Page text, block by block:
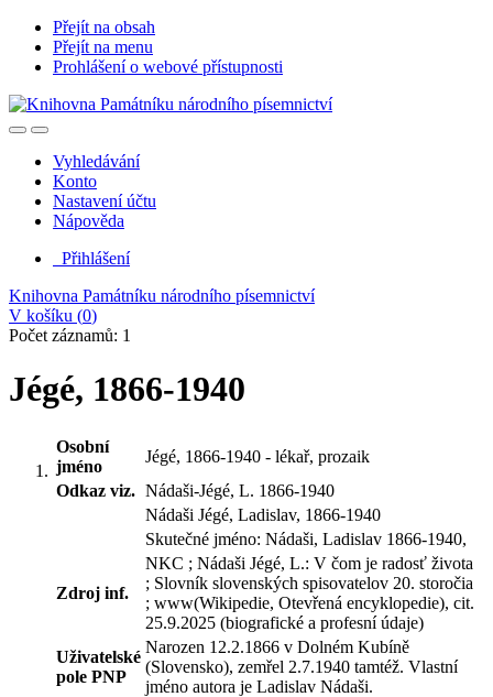
Přejít na obsah
Přejít na menu
Prohlášení o webové přístupnosti
Vyhledávání
Konto
Nastavení účtu
Nápověda
Přihlášení
Knihovna Památníku národního písemnictví
V košíku (0)
Počet záznamů: 1
Jégé, 1866-1940
Osobní
jméno
Jégé, 1866-1940 - lékař, prozaik
Odkaz viz. Nádaši-Jégé, L. 1866-1940
Nádaši Jégé, Ladislav, 1866-1940
Skutečné jméno: Nádaši, Ladislav 1866-1940,
Zdroj inf.
NKC ; Nádaši Jégé, L.: V čom je radosť života
; Slovník slovenských spisovatelov 20. storočia
; www(Wikipedie, Otevřená encyklopedie), cit.
25.9.2025 (biografické a profesní údaje)
Uživatelské
pole PNP
Narozen 12.2.1866 v Dolném Kubíně
(Slovensko), zemřel 2.7.1940 tamtéž. Vlastní
jméno autora je Ladislav Nádaši.